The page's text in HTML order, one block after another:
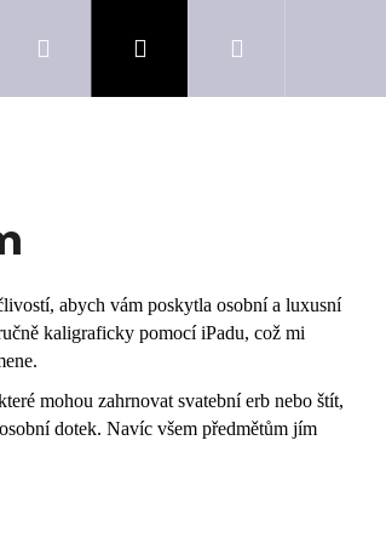
Přihlášení
abych vám poskytla osobní a luxusní
kaligraficky pomocí iPadu, což mi
mohou zahrnovat svatební erb nebo štít,
dotek. Navíc všem předmětům jím